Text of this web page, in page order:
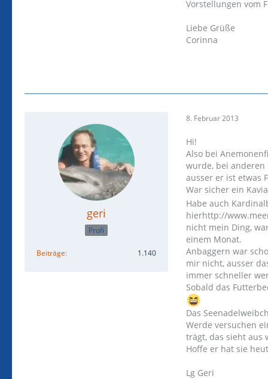
Vorstellungen vom
Liebe Grüße
Corinna
geri
Profi
Beiträge 1.140
8. Februar 2013
Hi!
Also bei
wurde, bei anderen
ausser er ist etwas
War sicher ein
Habe auch
hierhttp://
nicht mein Ding,
einem Monat.
Anbaggern war
mir nicht, ausser
immer schneller
Sobald das
Das
Werde versuchen
trägt, das sieht aus
Hoffe er hat sie
Lg Geri